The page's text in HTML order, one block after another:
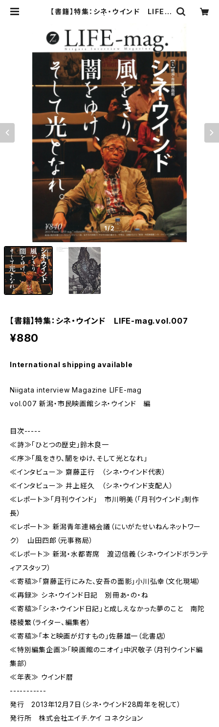
【書籍】特集：シネ・ウインド LIFE-
1/2
【書籍】特集：シネ・ウインド LIFE-mag.vol.007
¥880
International shipping available
Niigata interview Magazine LIFE-mag
vol.007 新潟・市民映画館シネ・ウインド 編
目次-----
≪詩≫「ひとつの歴史」鈴木良一
≪序≫「風をきり、闇をゆけ、そして光となれ」
≪インタビュー≫ 齋藤正行 （シネ・ウインド代表）
≪インタビュー≫ 井上経久 （シネ・ウインド支配人）
≪レポート≫「月刊ウインド」 市川明美（「月刊ウインド」制作
長）
≪レポート≫ 新潟青年連絡会議（にいがたせいねんネットワー
ク） 山田四郎（元事務局）
≪レポート≫ 新潟・水都寄席 渡辺信義（シネ・ウインドボランテ
ィアスタッフ）
≪寄稿≫「齋藤正行にみた、安吾の面影」小川弘幸（文化現場）
≪再録≫ シネ・ウインド日記 別冊あ・の・ね
≪寄稿≫「シネ・ウインド日記」と成しえなかった夢のこと 南陀
楼綾繁（ライター、編集者）
≪寄稿≫「本と映画が灯すもの」佐藤雄一（北書店）
≪特別編集企画≫「映画館のニオイ」中沢敬子（月刊ウインド編
集部）
≪年表≫ ウインド暦
-----------
発行 2013年12月7日（シネ・ウインド28周年を祝して）
発行所 株式会社エイチ.ケイ コネクション